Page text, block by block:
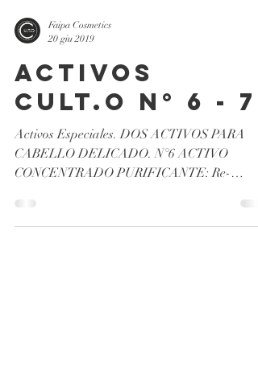
20 giu 2019
Activos
CULT.O N° 6 - 7
Activos Especiales. DOS ACTIVOS PARA
CABELLO DELICADO. N°6 ACTIVO
CONCENTRADO PURIFICANTE: ​Re-